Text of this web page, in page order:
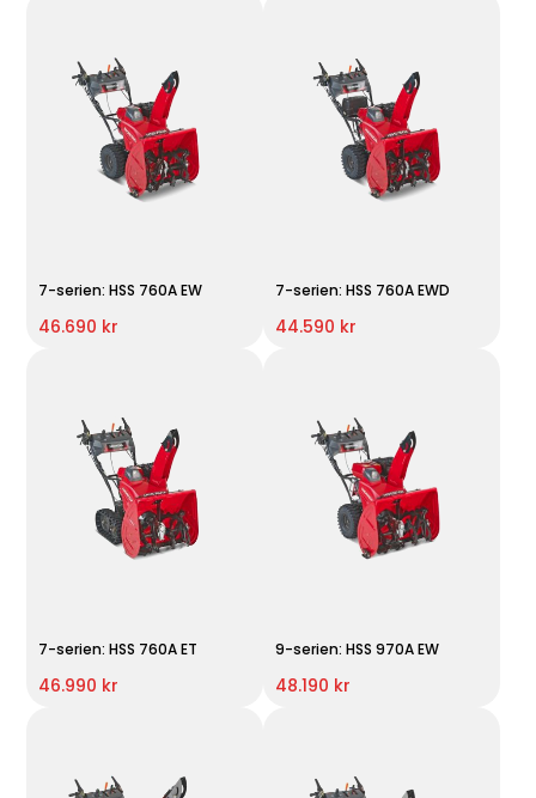
7-serien: HSS 760A EW
46.690 kr
7-serien: HSS 760A EWD
44.590 kr
7-serien: HSS 760A ET
46.990 kr
9-serien: HSS 970A EW
48.190 kr